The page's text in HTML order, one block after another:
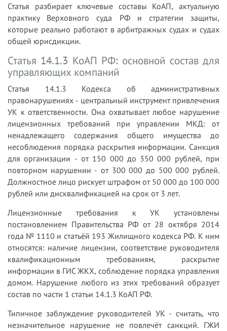
Статья разбирает ключевые составы КоАП, актуальную
практику Верховного суда РФ и стратегии защиты,
которые реально работают в арбитражных судах и судах
общей юрисдикции.
Статья 14.1.3 КоАП РФ: основной состав для
управляющих компаний
Статья 14.1.3 Кодекса об административных
правонарушениях - центральный инструмент привлечения
УК к ответственности. Она охватывает любое нарушение
лицензионных требований при управлении МКД: от
ненадлежащего содержания общего имущества до
несоблюдения порядка раскрытия информации. Санкция
для организации - от 150 000 до 350 000 рублей, при
повторном нарушении - от 300 000 до 500 000 рублей.
Должностное лицо рискует штрафом от 50 000 до 100 000
рублей или дисквалификацией на срок от 3 лет.
Лицензионные требования к УК установлены
постановлением Правительства РФ от 28 октября 2014
года № 1110 и статьёй 193 Жилищного кодекса РФ. К ним
относятся: наличие лицензии, соответствие руководителя
квалификационным требованиям, раскрытие
информации в ГИС ЖКХ, соблюдение порядка управления
домом. Нарушение любого из этих требований образует
состав по части 1 статьи 14.1.3 КоАП РФ.
Типичное заблуждение руководителей УК - считать, что
незначительное нарушение не повлечёт санкций. ГЖИ